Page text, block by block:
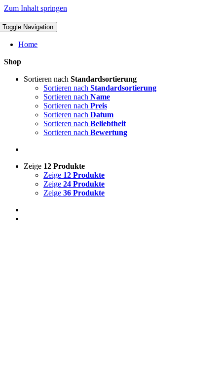
Zum Inhalt springen
Toggle Navigation
Home
Shop
Sortieren nach Standardsortierung
Sortieren nach Standardsortierung
Sortieren nach Name
Sortieren nach Preis
Sortieren nach Datum
Sortieren nach Beliebtheit
Sortieren nach Bewertung
Zeige 12 Produkte
Zeige 12 Produkte
Zeige 24 Produkte
Zeige 36 Produkte